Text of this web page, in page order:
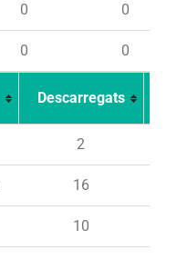
0 0
0 0
Descarregats
2
16
10